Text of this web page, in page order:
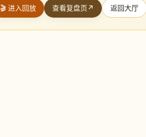
🎬 进入回放 查看复盘页 ↗ 返回大厅